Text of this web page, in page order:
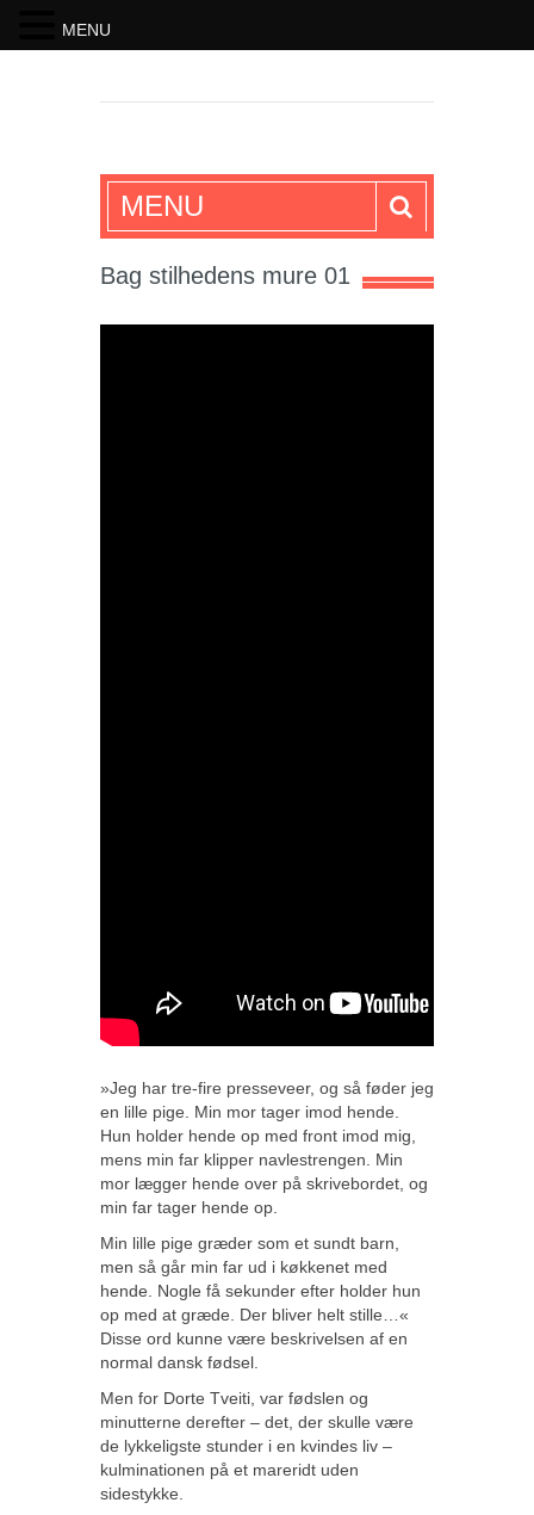
SKRIFTEN
MENU
Bag stilhedens mure 01
»Jeg har tre-fire presseveer, og så føder jeg
en lille pige. Min mor tager imod hende.
Hun holder hende op med front imod mig,
mens min far klipper navlestrengen. Min
mor lægger hende over på skrivebordet, og
min far tager hende op.
Min lille pige græder som et sundt barn,
men så går min far ud i køkkenet med
hende. Nogle få sekunder efter holder hun
op med at græde. Der bliver helt stille…«
Disse ord kunne være beskrivelsen af en
normal dansk fødsel.
Men for Dorte Tveiti, var fødslen og
minutterne derefter – det, der skulle være
de lykkeligste stunder i en kvindes liv –
kulminationen på et mareridt uden
sidestykke.
MENU